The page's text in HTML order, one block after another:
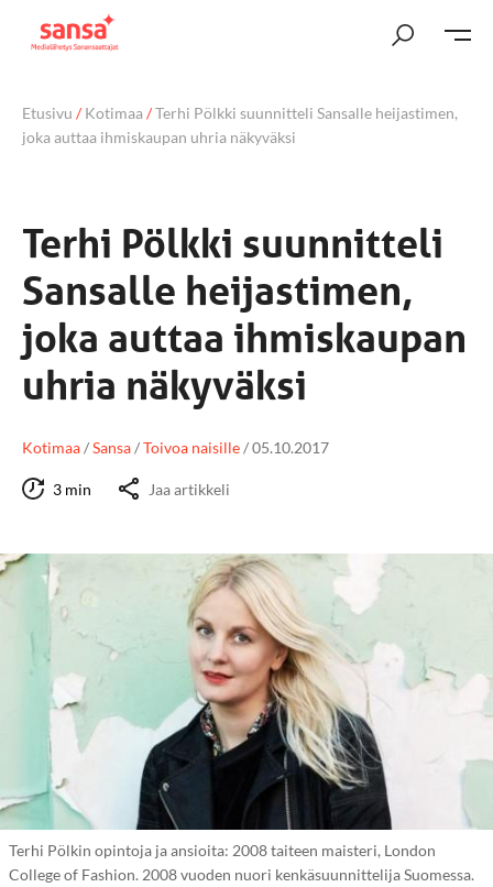
Etusivu /Kotimaa/Terhi Pölkki suunnitteli Sansalle heijastimen,
joka auttaa ihmiskaupan uhria näkyväksi
Terhi Pölkki suunnitteli
Sansalle heijastimen,
joka auttaa ihmiskaupan
uhria näkyväksi
Kotimaa/Sansa/Toivoa naisille/05.10.2017
3 min Jaa artikkeli
Terhi Pölkin opintoja ja ansioita: 2008 taiteen maisteri, London
College of Fashion. 2008 vuoden nuori kenkäsuunnittelija Suomessa.